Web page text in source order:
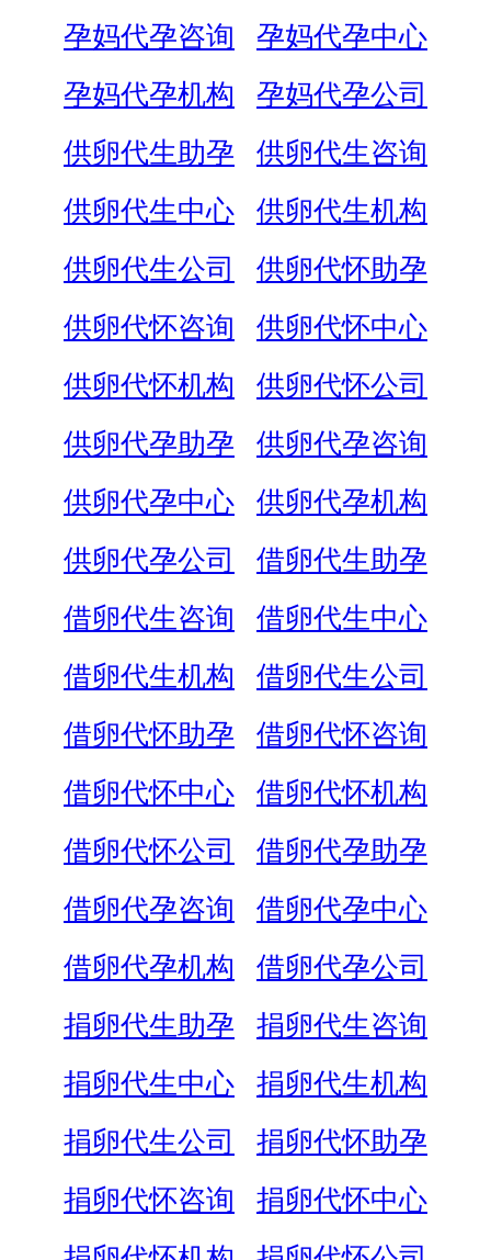
孕妈代孕咨询
孕妈代孕中心
孕妈代孕机构
孕妈代孕公司
供卵代生助孕
供卵代生咨询
供卵代生中心
供卵代生机构
供卵代生公司
供卵代怀助孕
供卵代怀咨询
供卵代怀中心
供卵代怀机构
供卵代怀公司
供卵代孕助孕
供卵代孕咨询
供卵代孕中心
供卵代孕机构
供卵代孕公司
借卵代生助孕
借卵代生咨询
借卵代生中心
借卵代生机构
借卵代生公司
借卵代怀助孕
借卵代怀咨询
借卵代怀中心
借卵代怀机构
借卵代怀公司
借卵代孕助孕
借卵代孕咨询
借卵代孕中心
借卵代孕机构
借卵代孕公司
捐卵代生助孕
捐卵代生咨询
捐卵代生中心
捐卵代生机构
捐卵代生公司
捐卵代怀助孕
捐卵代怀咨询
捐卵代怀中心